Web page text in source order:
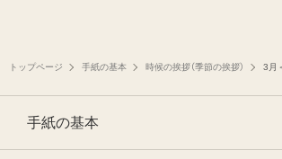
トップページ 手紙の基本 時候の挨拶（季節の挨拶） 3月
手紙の基本